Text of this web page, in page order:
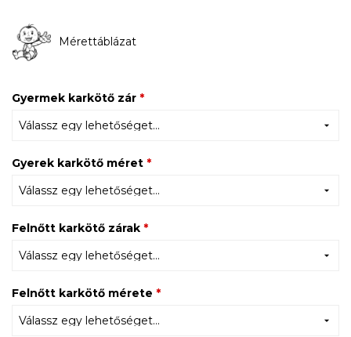
Mérettáblázat
Gyermek karkötő zár *
Gyerek karkötő méret *
Felnőtt karkötő zárak *
Felnőtt karkötő mérete *